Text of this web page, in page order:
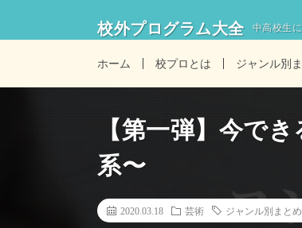
校外プログラム大全 中高校生
ホーム 校プロとは ジャンル別
【第一弾】今で
系〜
2020.03.18 芸術 ジャンル別まとめ